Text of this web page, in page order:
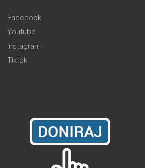
Facebook
Youtube
Instagram
Tiktok